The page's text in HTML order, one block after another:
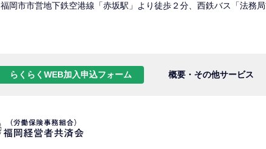
福岡市市営地下鉄空港線「赤坂駅」より徒歩２分、西鉄バス「法務
らくらくWEB加入申込フォーム 概要・その他サービス